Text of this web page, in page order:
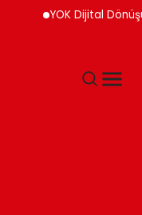
YOK Dijital Dönüşüm